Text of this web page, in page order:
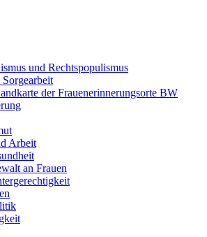
und Rechtspopulismus
der Frauenerinnerungsorte BW
Arbeit
an Frauen